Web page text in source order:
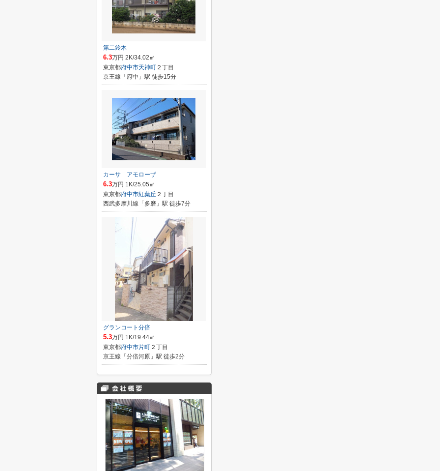
第二鈴木
6.3万円 2K/34.02㎡
東京都府中市天神町 ２丁目
京王線「府中」駅 徒歩15分
カーサ アモローザ
6.3万円 1K/25.05㎡
東京都府中市紅葉丘 ２丁目
西武多摩川線「多磨」駅 徒歩7分
グランコート分倍
5.3万円 1K/19.44㎡
東京都府中市片町 ２丁目
京王線「分倍河原」駅 徒歩2分